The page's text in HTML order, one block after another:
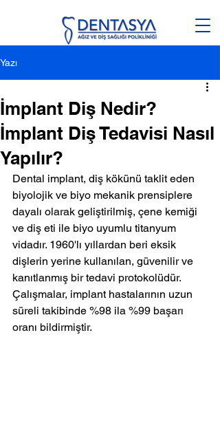
Yazı
İmplant Diş Nedir?
İmplant Diş Tedavisi Nasıl
Yapılır?
Dental implant, diş kökünü taklit eden
biyolojik ve biyo mekanik prensiplere
dayalı olarak geliştirilmiş, çene kemiği
ve diş eti ile biyo uyumlu titanyum
vidadır. 1960'lı yıllardan beri eksik
dişlerin yerine kullanılan, güvenilir ve
kanıtlanmış bir tedavi protokolüdür.
Çalışmalar, implant hastalarının uzun
süreli takibinde %98 ila %99 başarı
oranı bildirmiştir.